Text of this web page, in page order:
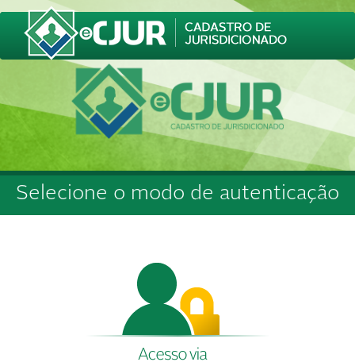
Selecione o modo de autenticação